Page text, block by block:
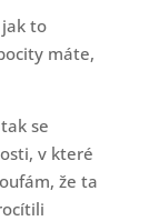
to
máte,
se
v které
že ta